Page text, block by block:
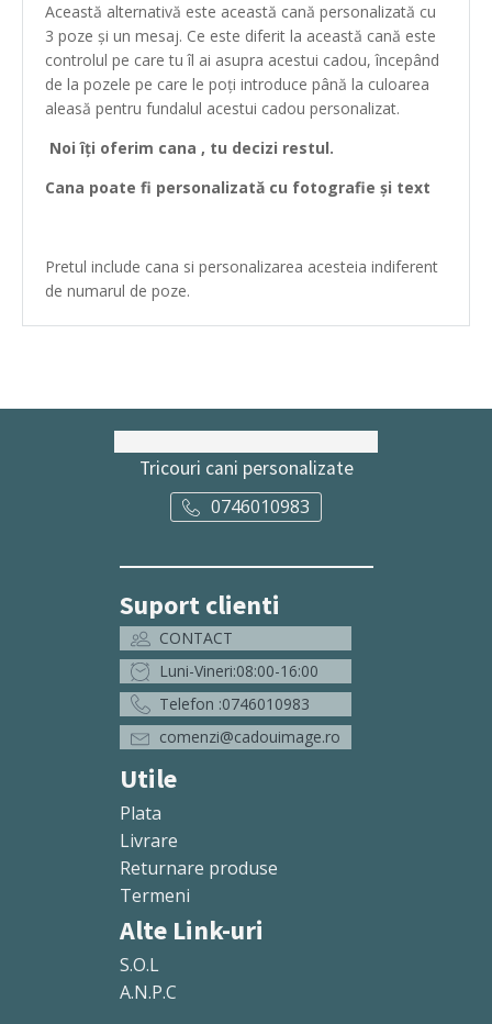
Această alternativă este această cană personalizată cu
3 poze și un mesaj. Ce este diferit la această cană este
controlul pe care tu îl ai asupra acestui cadou, începând
de la pozele pe care le poți introduce până la culoarea
aleasă pentru fundalul acestui cadou personalizat.
Noi îți oferim cana , tu decizi restul.
Cana poate fi personalizată cu fotografie și text
Pretul include cana si personalizarea acesteia indiferent
de numarul de poze.
Tricouri cani personalizate
0746010983
Suport clienti
CONTACT
Luni-Vineri:08:00-16:00
Telefon :0746010983
comenzi@cadouimage.ro
Utile
Plata
Livrare
Returnare produse
Termeni
Alte Link-uri
S.O.L
A.N.P.C